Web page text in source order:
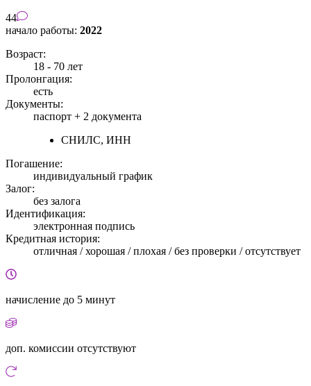
44
начало работы: 2022
Возраст:
18 - 70 лет
Пролонгация:
есть
Документы:
паспорт + 2 документа
СНИЛС, ИНН
Погашение:
индивидуальный график
Залог:
без залога
Идентификация:
электронная подпись
Кредитная история:
отличная / хорошая / плохая / без проверки / отсутствует
начисление до 5 минут
доп. комиссии отсутствуют